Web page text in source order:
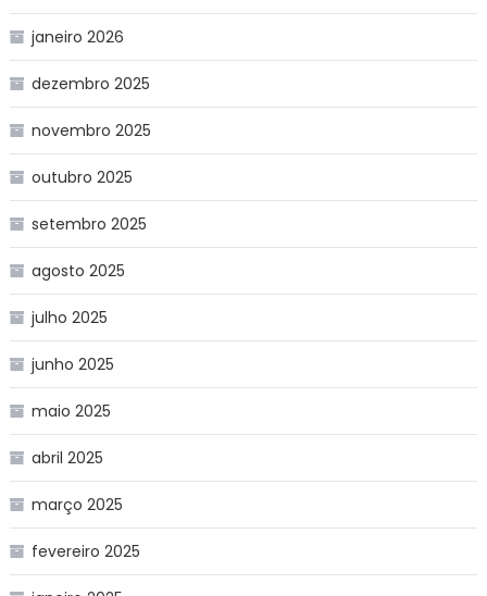
janeiro 2026
dezembro 2025
novembro 2025
outubro 2025
setembro 2025
agosto 2025
julho 2025
junho 2025
maio 2025
abril 2025
março 2025
fevereiro 2025